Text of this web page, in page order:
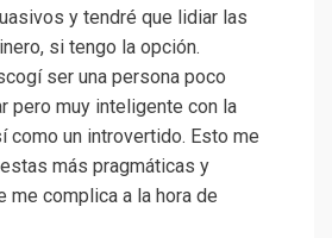
y tendré que lidiar las
si tengo la opción.
ser una persona poco
pero muy inteligente con la
como un introvertido. Esto me
más pragmáticas y
me complica a la hora de